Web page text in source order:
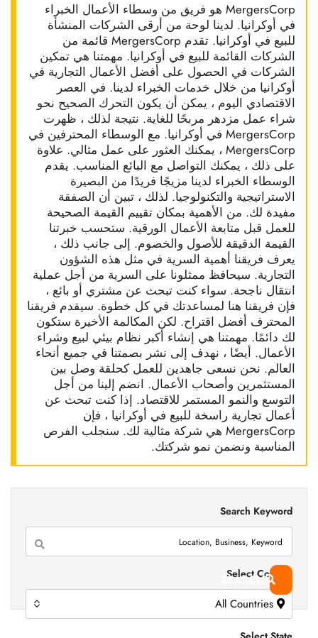
MergersCorp هو فريق من وسطاء الأعمال الخبراء
في أوكرانيا. لدينا لوحة من أرقى الشركات المنشأة
للبيع في أوكرانيا. تقدم MergersCorp قائمة من
الشركات القائمة للبيع في أوكرانيا. مهمتنا هي تمكين
الشركات في الحصول على أفضل الأعمال التجارية في
أوكرانيا من خلال خدمات الخبراء لدينا. في العصر
الاقتصادي اليوم ، يمكن أن يكون التحرك الصحيح نحو
شراء عمل مزدهر مربحًا للغاية. نتيجة لذلك ، ظهرت
MergersCorp في أوكرانيا. مع الوسطاء المحترفين في
MergersCorp ، يمكنك العثور على عمل مثالي. علاوة
على ذلك ، يمكنك التواصل مع البائع المناسب. يقدم
الوسطاء الخبراء لدينا مزيجًا فريدًا من البصيرة
الاستراتيجية والتكنولوجيا. لذلك ، تبين أن الصفقة
مفيدة لك. من الأهمية بمكان تقييم القيمة الصحيحة
للعمل قبل متابعة الأعمال الورقية. ستحسب خبرتنا
القيمة الدقيقة للأصول والخصوم. إلى جانب ذلك ،
يعرف فريقنا أهمية السرية في مثل هذه الشؤون
التجارية. سيحافظ ممثلونا على السرية من أجل عملية
انتقال ناجحة. سواء كنت تبحث عن مشتري أو بائع ،
فإن فريقنا هنا لمساعدتك في كل خطوة. سيقدم فريقنا
المحترف أفضل اقتراح. لكن المكالمة الأخيرة ستكون
لك دائمًا. مهمتنا هي إنشاء أكبر نظام بيئي لبيع وشراء
الأعمال. أيضًا ، نهدف إلى نشر بصمتنا في جميع أنحاء
العالم. نحن نسعى جاهدين للعمل كحلقة وصل بين
المستثمرين وأصحاب الأعمال. انضم إلينا من أجل
التوسع والنمو المستمر للاقتصاد. إذا كنت تبحث عن
أعمال تجارية راسخة للبيع في أوكرانيا ، فإن
MergersCorp هي شركة مثالية لك. سنجلب الفرص
المناسبة ونضمن نمو شركتك.
Search Keyword
Select Country
All Countries
SEARCH